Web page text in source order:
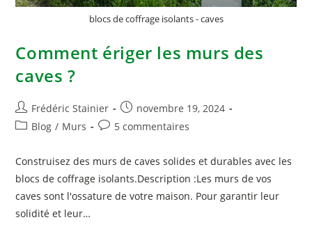
blocs de coffrage isolants - caves
Comment ériger les murs des
caves ?
Frédéric Stainier
novembre 19, 2024
Blog / Murs 5 commentaires
Construisez des murs de caves solides et durables avec les
blocs de coffrage isolants.Description :Les murs de vos
caves sont l'ossature de votre maison. Pour garantir leur
solidité et leur…